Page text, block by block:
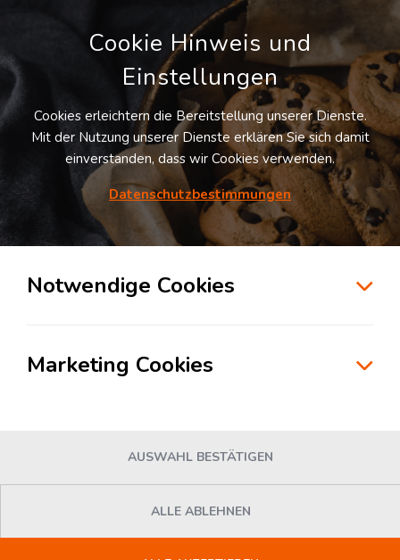
Möchten Sie diesen Suchauftrag
speichern und automatisch über neue
Standorte informiert werden?
Logistikdienstleister für Fulfillment
Cookie Hinweis und
Einstellungen
Cookies erleichtern die Bereitstellung unserer Dienste.
Mit der Nutzung unserer Dienste erklären Sie sich damit
einverstanden, dass wir Cookies verwenden.
Datenschutzbestimmungen
Notwendige Cookies
Marketing Cookies
AUSWAHL BESTÄTIGEN
ALLE ABLEHNEN